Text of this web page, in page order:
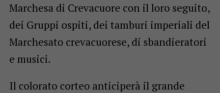
Marchesa di Crevacuore con il loro seguito,
dei Gruppi ospiti, dei tamburi imperiali del
Marchesato crevacuorese, di sbandieratori
e musici.
Il colorato corteo anticiperà il grande